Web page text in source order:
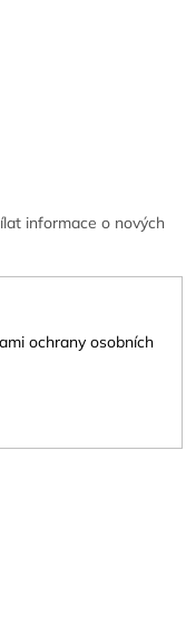
informace o nových
ochrany osobních